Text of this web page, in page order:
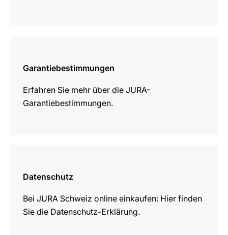
Garantiebestimmungen
Erfahren Sie mehr über die JURA-
Garantiebestimmungen.
Datenschutz
Bei JURA Schweiz online einkaufen: Hier finden
Sie die Datenschutz-Erklärung.